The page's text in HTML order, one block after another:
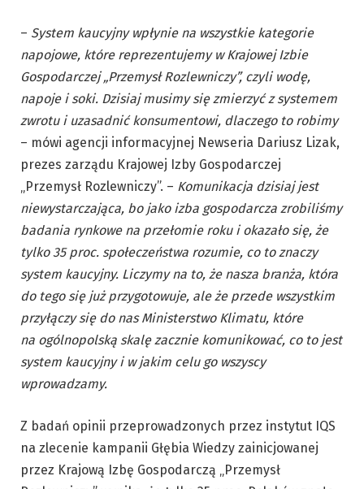
– System kaucyjny wpłynie na wszystkie kategorie
napojowe, które reprezentujemy w Krajowej Izbie
Gospodarczej „Przemysł Rozlewniczy”, czyli wodę,
napoje i soki. Dzisiaj musimysięzmierzyć z systemem
zwrotu i uzasadnić konsumentowi, dlaczego to robimy
– mówi agencji informacyjnej Newseria Dariusz Lizak,
prezes zarządu Krajowej Izby Gospodarczej
„Przemysł Rozlewniczy”. – Komunikacja dzisiaj jest
niewystarczająca, bo jako izba gospodarcza zrobiliśmy
badania rynkowe na przełomie roku i okazało się, że
tylko 35 proc. społeczeństwa rozumie, co to znaczy
system kaucyjny. Liczymy na to, że nasza branża, która
do tego się już przygotowuje, ale że przede wszystkim
przyłączy się do nas Ministerstwo Klimatu, które
na ogólnopolską skalę zacznie komunikować, co to jest
system kaucyjny i w jakim celu go wszyscy
wprowadzamy.
Z badań opinii przeprowadzonych przez instytut IQS
na zlecenie kampanii Głębia Wiedzy zainicjowanej
przez Krajową Izbę Gospodarczą „Przemysł